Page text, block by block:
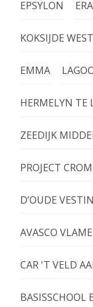
EPSYLON
KOKSIJDE WEST
EMMA
HERMELYN TE
ZEEDIJK
PROJECT
D’OUDE
AVASCO
CAR 'T VELD
BASISSCHOOL